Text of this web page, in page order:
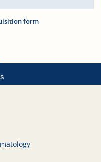
form